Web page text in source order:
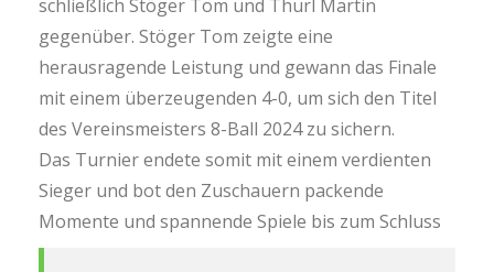
schließlich Stöger Tom und Thurl Martin
gegenüber. Stöger Tom zeigte eine
herausragende Leistung und gewann das Finale
mit einem überzeugenden 4-0, um sich den Titel
des Vereinsmeisters 8-Ball 2024 zu sichern.
Das Turnier endete somit mit einem verdienten
Sieger und bot den Zuschauern packende
Momente und spannende Spiele bis zum Schluss